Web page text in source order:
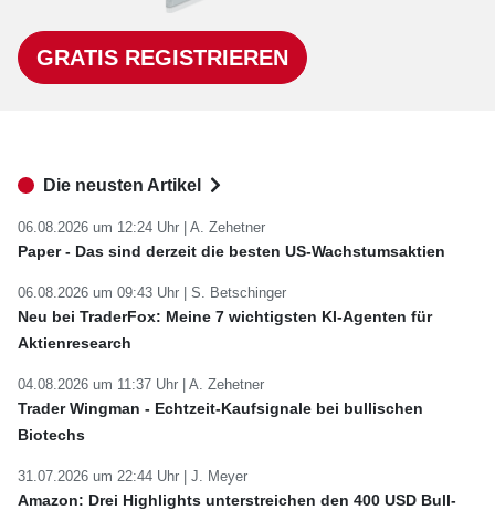
GRATIS REGISTRIEREN
Die neusten Artikel
06.08.2026 um 12:24 Uhr | A. Zehetner
Paper - Das sind derzeit die besten US-Wachstumsaktien
06.08.2026 um 09:43 Uhr | S. Betschinger
Neu bei TraderFox: Meine 7 wichtigsten KI-Agenten für
Aktienresearch
04.08.2026 um 11:37 Uhr | A. Zehetner
Trader Wingman - Echtzeit-Kaufsignale bei bullischen
Biotechs
31.07.2026 um 22:44 Uhr | J. Meyer
Amazon: Drei Highlights unterstreichen den 400 USD Bull-